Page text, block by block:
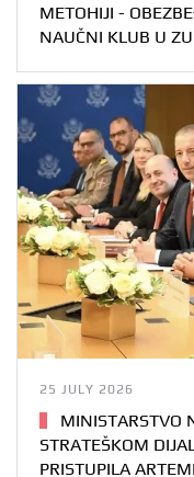
METOHIJI -
NAUČNI KLUB U
25 JULY 2026
MINISTARSTVO
STRATEŠKOM
PRISTUPILA